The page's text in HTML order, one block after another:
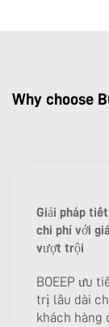
Why choose
Giải pháp
chi phí với
vượt trội
BOEEP ưu
trị lâu dài
khách hàng